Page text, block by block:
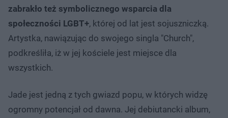
zabrakło też symbolicznego wsparcia dla
społeczności LGBT+, której od lat jest sojuszniczką.
Artystka, nawiązując do swojego singla "Church",
podkreśliła, iż w jej kościele jest miejsce dla
wszystkich.
Jade jest jedną z tych gwiazd popu, w których widzę
ogromny potencjał od dawna. Jej debiutancki album,